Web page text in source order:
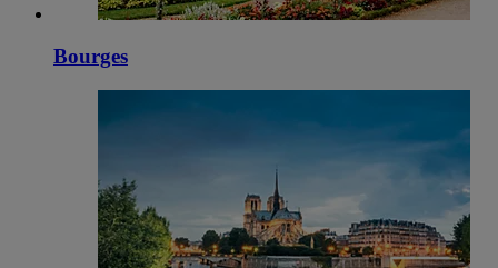
Bourges